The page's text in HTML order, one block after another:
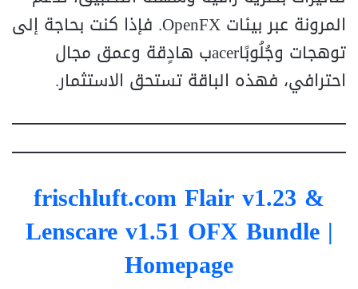
المرونة عبر بيئات OpenFX. فإذا كنت بحاجة إلى
توهجات وجُلُوبًاacerب هادٍقة وعمق مجال
احترافي، فهذه الباقة تستحق الاستثمار.
frischluft.com Flair v1.23 &
Lenscare v1.51 OFX Bundle|
Homepage